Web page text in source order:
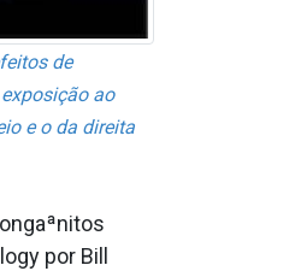
de
ao
e o da direita
por Bill